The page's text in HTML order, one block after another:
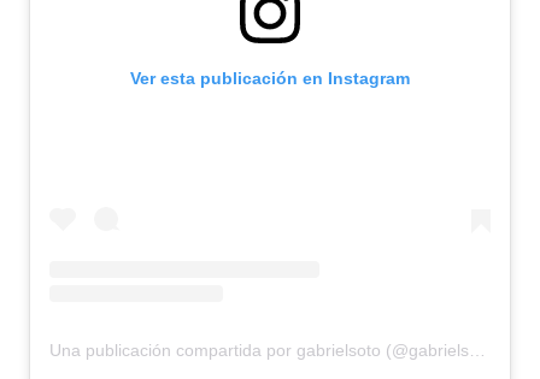
Ver esta publicación en Instagram
Una publicación compartida por gabrielsoto (@gabrielsoto)